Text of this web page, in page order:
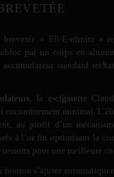
« E8/E-nfinite »
par un corps en
standard
, la e-cigarette
encombrement minimal.
au profit d’un
à l’or fin optimisant la
ressorts pour une meilleure
s’ajuste